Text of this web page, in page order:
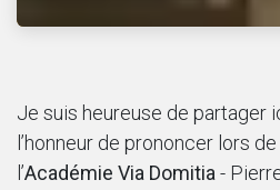
Je suis heureuse de partager
l’honneur de prononcer lors
l’Académie Via Domitia -